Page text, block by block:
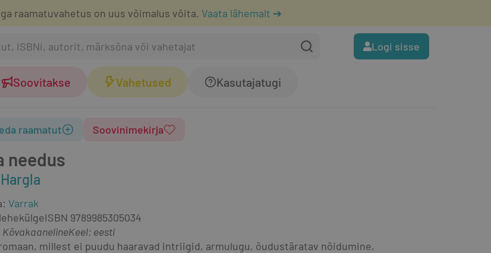
raamatuvahetus on uus võimalus võita. Vaata lähemalt ➔
Logi sisse
Soovitakse Vahetused Kasutajatugi
needus
raamatut Soovinimekirja
: Varrak
ISBN 9789985305034
KõvakaanelineKeel: eesti
millest ei puudu haaravad intriigid, armulugu, õudustäratav nõidumine,